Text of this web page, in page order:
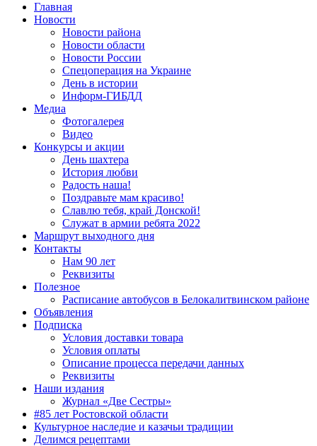
Главная
Новости
Новости района
Новости области
Новости России
Спецоперация на Украине
День в истории
Информ-ГИБДД
Медиа
Фотогалерея
Видео
Конкурсы и акции
День шахтера
История любви
Радость наша!
Поздравьте мам красиво!
Славлю тебя, край Донской!
Служат в армии ребята 2022
Маршрут выходного дня
Контакты
Нам 90 лет
Реквизиты
Полезное
Расписание автобусов в Белокалитвинском районе
Объявления
Подписка
Условия доставки товара
Условия оплаты
Описание процесса передачи данных
Реквизиты
Наши издания
Журнал «Две Сестры»
#85 лет Ростовской области
Культурное наследие и казачьи традиции
Делимся рецептами